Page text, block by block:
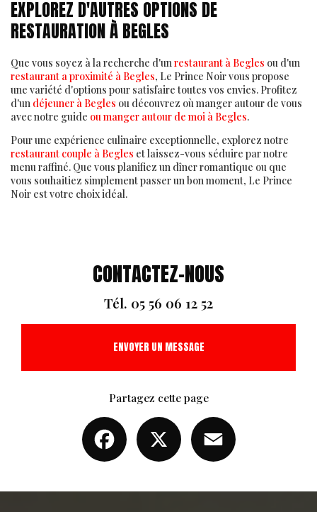
EXPLOREZ D'AUTRES OPTIONS DE
RESTAURATION À BEGLES
Que vous soyez à la recherche d'unrestaurant à Begles ou d'un
restaurant a proximité à Begles, Le Prince Noir vous propose
une variété d'options pour satisfaire toutes vos envies. Profitez
d'un déjeuner à Begles ou découvrez où manger autour de vous
avec notre guide ou manger autour de moi à Begles.
Pour une expérience culinaire exceptionnelle, explorez notre
restaurant couple à Begles et laissez-vous séduire par notre
menu raffiné. Que vous planifiez un dîner romantique ou que
vous souhaitiez simplement passer un bon moment, Le Prince
Noir est votre choix idéal.
CONTACTEZ-NOUS
Tél. 05 56 06 12 52
ENVOYER UN MESSAGE
Partagez cette page
Facebook